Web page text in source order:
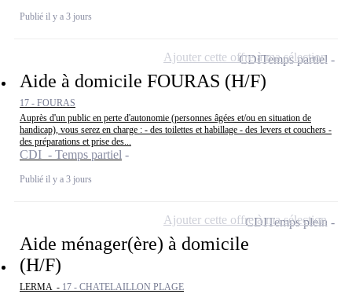
Publié il y a 3 jours
Aide à domicile FOURAS (H/F)
17 - FOURAS
Auprès d'un public en perte d'autonomie (personnes âgées et/ou en situation de
handicap), vous serez en charge : - des toilettes et habillage - des levers et couchers -
des préparations et prise des...
CDI - Temps partiel
Publié il y a 3 jours
CDITemps partiel
Ajouter cette offre à ma sélection
Aide ménager(ère) à domicile
(H/F)
LERMA - 17 - CHATELAILLON PLAGE
CDITemps plein
Ajouter cette offre à ma sélection